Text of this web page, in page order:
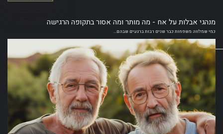
מנהגי אבלות על אח - מה מותר ומה אסור בתקופה הרגישה
כמי שמלווה משפחות כבר שנים רבות ברגעים שבהם...